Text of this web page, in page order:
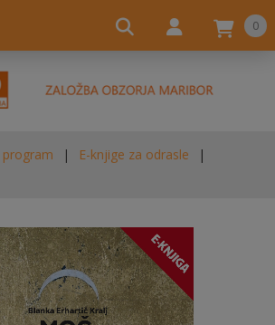
0
program
E-knjige za odrasle